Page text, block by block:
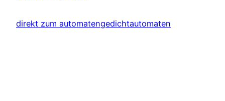
direkt zum automatengedichtautomaten